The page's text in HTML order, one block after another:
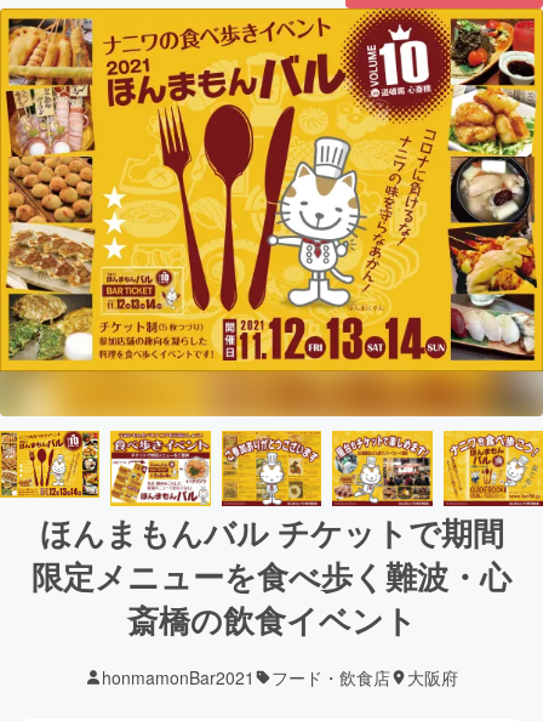
ほんまもんバル チケットで期間
限定メニューを食べ歩く難波・心
斎橋の飲食イベント
honmamonBar2021 フード・飲食店 大阪府